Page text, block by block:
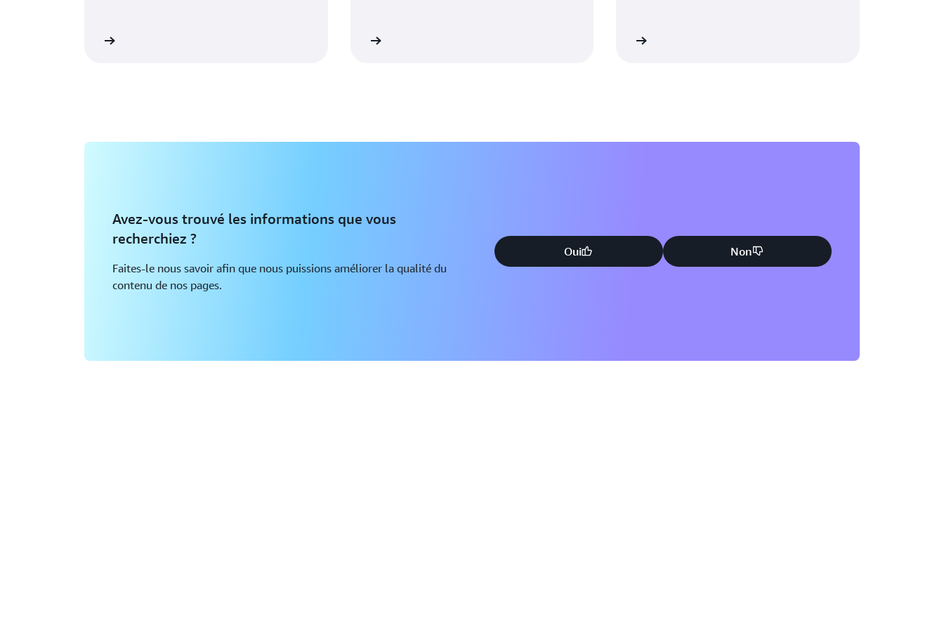
Avez-vous trouvé les informations que vous
recherchiez ?
Faites-le nous savoir afin que nous puissions améliorer la qualité du
contenu de nos pages.
Oui Non